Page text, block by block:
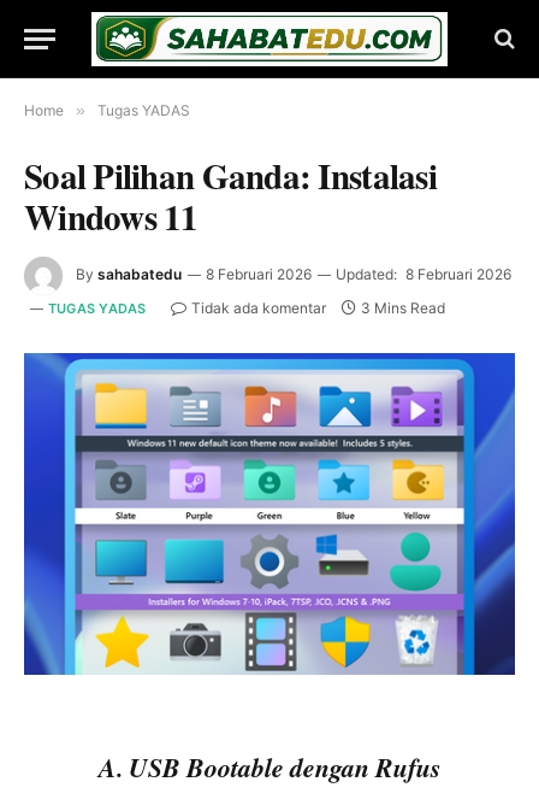
Home » Tugas YADAS
Soal Pilihan Ganda: Instalasi
Windows 11
By sahabatedu 8 Februari 2026 Updated: 8 Februari 2026
TUGAS YADAS Tidak ada komentar 3 Mins Read
A. USB Bootable dengan Rufus